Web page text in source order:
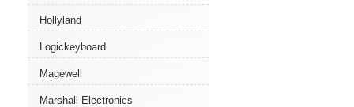
Hollyland
Logickeyboard
Magewell
Marshall Electronics